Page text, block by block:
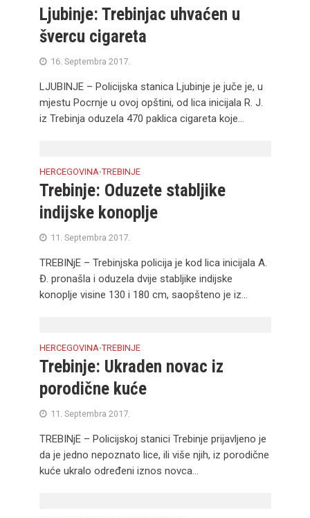
Ljubinje: Trebinjac uhvaćen u
švercu cigareta
16. Septembra 2017.
LJUBINJE – Policijska stanica Ljubinje je juče je, u
mjestu Pocrnje u ovoj opštini, od lica inicijala R. J.
iz Trebinja oduzela 470 paklica cigareta koje...
HERCEGOVINA•TREBINJE
Trebinje: Oduzete stabljike
indijske konoplje
11. Septembra 2017.
TREBINjE – Trebinjska policija je kod lica inicijala A.
Đ. pronašla i oduzela dvije stabljike indijske
konoplje visine 130 i 180 cm, saopšteno je iz...
HERCEGOVINA•TREBINJE
Trebinje: Ukraden novac iz
porodične kuće
11. Septembra 2017.
TREBINjE – Policijskoj stanici Trebinje prijavljeno je
da je jedno nepoznato lice, ili više njih, iz porodične
kuće ukralo određeni iznos novca...